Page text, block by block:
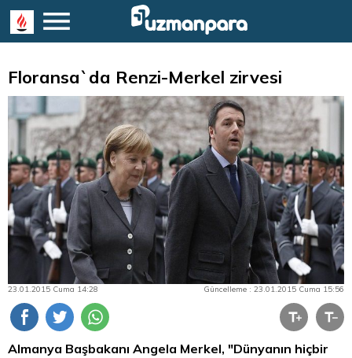
Floransa`da Renzi-Merkel zirvesi
23.01.2015 Cuma 14:28 Güncelleme : 23.01.2015 Cuma 15:56
Almanya Başbakanı Angela Merkel, "Dünyanın hiçbir